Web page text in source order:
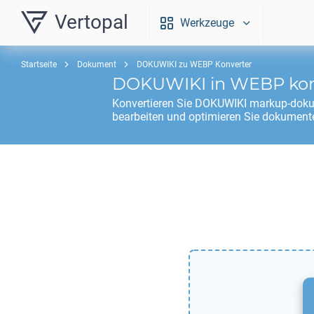
Vertopal Werkzeuge
Startseite Dokument DOKUWIKI zu WEBP Konverter
DOKUWIKI in WEBP
Konvertieren Sie DOKUWIKI markup-
bearbeiten und optimieren Sie